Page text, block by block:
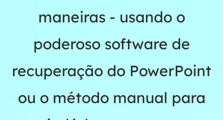
maneiras - usando o
poderoso software de
recuperação do PowerPoint
ou o método manual para